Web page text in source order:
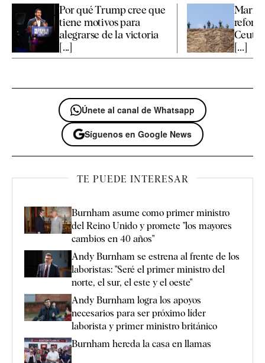
Por qué Trump cree que
tiene motivos para
alegrarse de la victoria
[...]
Ceuta
[...]
Únete al canal de Whatsapp
Síguenos en Google News
TE PUEDE INTERESAR
Burnham asume como primer ministro
del Reino Unido y promete "los mayores
cambios en 40 años"
Andy Burnham se estrena al frente de los
laboristas: "Seré el primer ministro del
norte, el sur, el este y el oeste"
Andy Burnham logra los apoyos
necesarios para ser próximo líder
laborista y primer ministro británico
Burnham hereda la casa en llamas